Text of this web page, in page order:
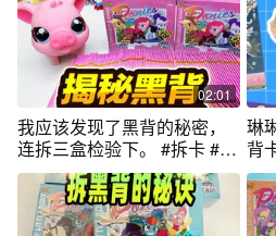
02:01
我应该发现了黑背的秘密，
连拆三盒检验下。 #拆卡 #小
马宝莉卡片
琳
背
熏